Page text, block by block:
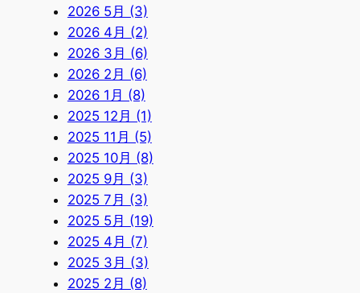
2026 5月 (3)
2026 4月 (2)
2026 3月 (6)
2026 2月 (6)
2026 1月 (8)
2025 12月 (1)
2025 11月 (5)
2025 10月 (8)
2025 9月 (3)
2025 7月 (3)
2025 5月 (19)
2025 4月 (7)
2025 3月 (3)
2025 2月 (8)